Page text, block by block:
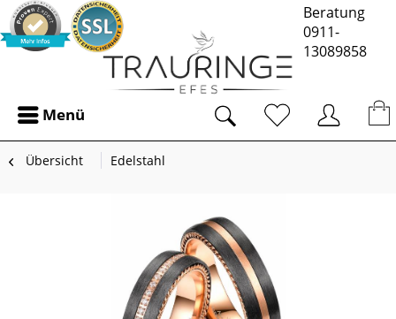
Beratung
0911-
13089858
Menü
Übersicht Edelstahl